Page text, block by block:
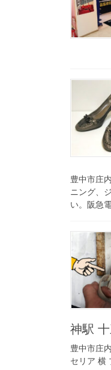
豊中市庄
ニング、
い。阪急
神駅
豊中市庄
セリア 横